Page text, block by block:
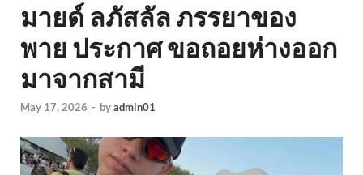
มายด์ ลภัสลัล ภรรยาของ
พาย ประกาศ ขอถอยห่างออก
มาจากสามี
May 17, 2026 - byadmin01